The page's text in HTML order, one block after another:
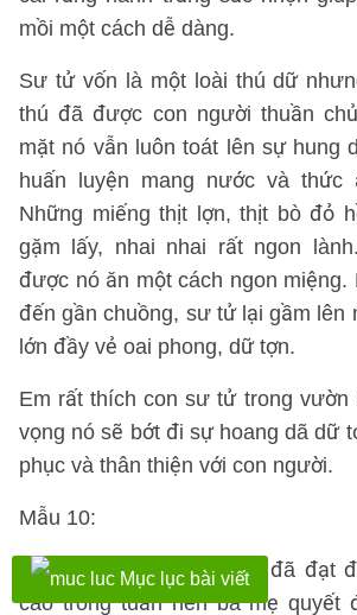
mồi một cách dễ dàng.
Sư tử vốn là một loài thú dữ
thú đã được con người thuần
mặt nó vẫn luôn toát lên sự hung
huấn luyện mang nước và thức
Những miếng thịt lợn, thịt bò đỏ
gặm lấy, nhai nhai rất ngon
được nó ăn một cách ngon miệng.
đến gần chuồng, sư tử lại gầm lên
lớn đầy vẻ oai phong, dữ tợn.
Em rất thích con sư tử trong vườn
vọng nó sẽ bớt đi sự hoang dã dữ
phục và thân thiện với con người.
Mẫu 10:
Thứ bảy vừa qua, vì em đã đạt
cao trong tuần nên ba mẹ quyết
Mục lục bài viết